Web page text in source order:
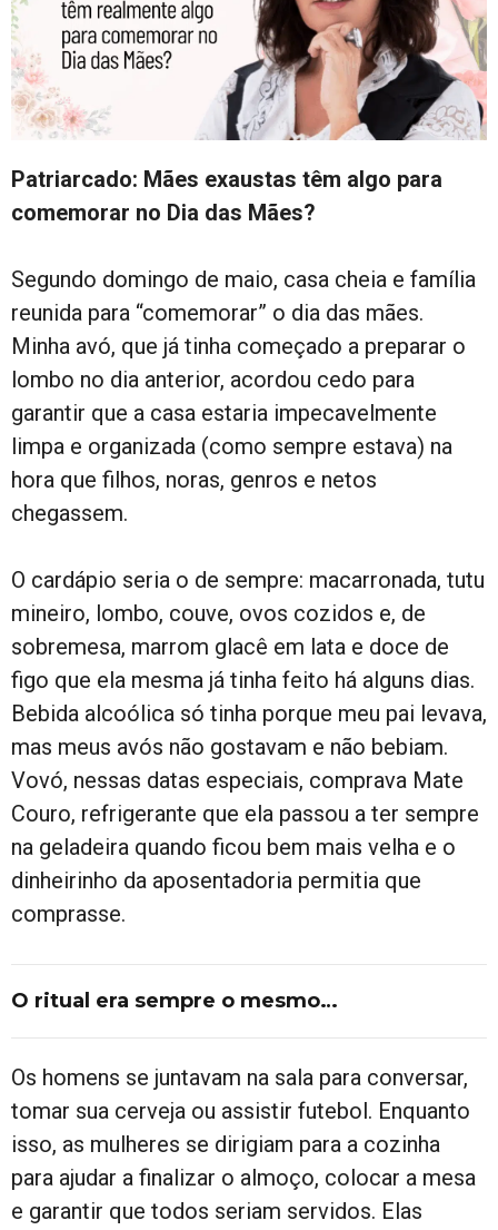
Patriarcado: Mães exaustas têm algo para
comemorar no Dia das Mães?
Segundo domingo de maio, casa cheia e família
reunida para “comemorar” o dia das mães.
Minha avó, que já tinha começado a preparar o
lombo no dia anterior, acordou cedo para
garantir que a casa estaria impecavelmente
limpa e organizada (como sempre estava) na
hora que filhos, noras, genros e netos
chegassem.
O cardápio seria o de sempre: macarronada, tutu
mineiro, lombo, couve, ovos cozidos e, de
sobremesa, marrom glacê em lata e doce de
figo que ela mesma já tinha feito há alguns dias.
Bebida alcoólica só tinha porque meu pai levava,
mas meus avós não gostavam e não bebiam.
Vovó, nessas datas especiais, comprava Mate
Couro, refrigerante que ela passou a ter sempre
na geladeira quando ficou bem mais velha e o
dinheirinho da aposentadoria permitia que
comprasse.
O ritual era sempre o mesmo…
Os homens se juntavam na sala para conversar,
tomar sua cerveja ou assistir futebol. Enquanto
isso, as mulheres se dirigiam para a cozinha
para ajudar a finalizar o almoço, colocar a mesa
e garantir que todos seriam servidos. Elas